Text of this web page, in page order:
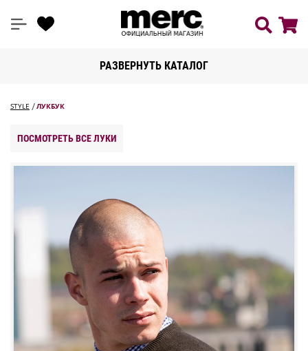
РАЗВЕРНУТЬ КАТАЛОГ
STYLE ЛУКБУК
ПОСМОТРЕТЬ ВСЕ ЛУКИ